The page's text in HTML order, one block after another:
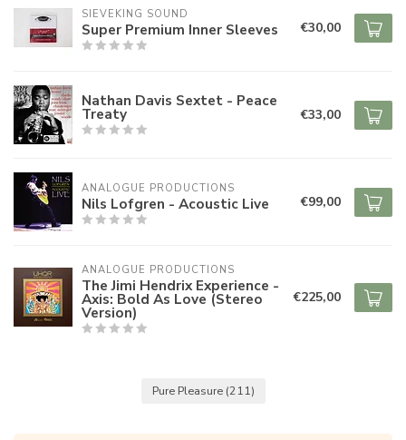
SIEVEKING SOUND
Super Premium Inner Sleeves €30,00
Nathan Davis Sextet - Peace
Treaty €33,00
ANALOGUE PRODUCTIONS
Nils Lofgren - Acoustic Live €99,00
ANALOGUE PRODUCTIONS
The Jimi Hendrix Experience -
Axis: Bold As Love (Stereo
Version)
€225,00
Pure Pleasure (211)